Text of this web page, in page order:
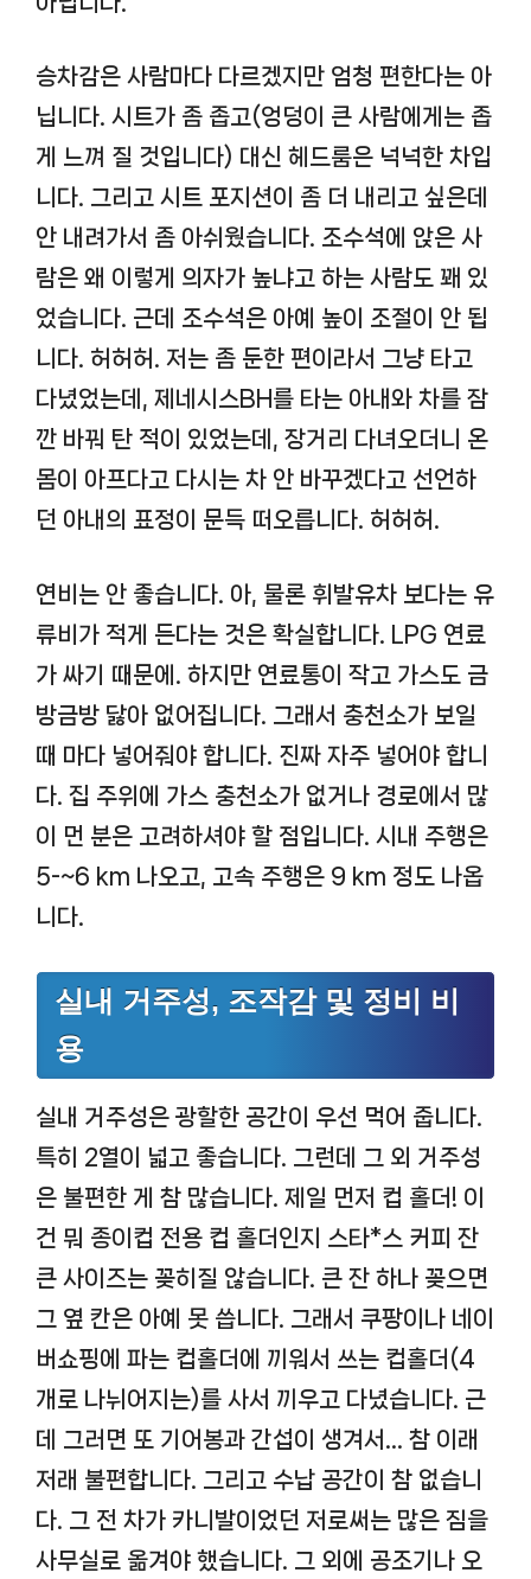
승차감은 사람마다 다르겠지만 엄청 편한다는 아
닙니다. 시트가 좀 좁고(엉덩이 큰 사람에게는 좁
게 느껴 질 것입니다) 대신 헤드룸은 넉넉한 차입
니다. 그리고 시트 포지션이 좀 더 내리고 싶은데
안 내려가서 좀 아쉬웠습니다. 조수석에 앉은 사
람은 왜 이렇게 의자가 높냐고 하는 사람도 꽤 있
었습니다. 근데 조수석은 아예 높이 조절이 안 됩
니다. 허허허. 저는 좀 둔한 편이라서 그냥 타고
다녔었는데, 제네시스BH를 타는 아내와 차를 잠
깐 바꿔 탄 적이 있었는데, 장거리 다녀오더니 온
몸이 아프다고 다시는 차 안 바꾸겠다고 선언하
던 아내의 표정이 문득 떠오릅니다. 허허허.
연비는 안 좋습니다. 아, 물론 휘발유차 보다는 유
류비가 적게 든다는 것은 확실합니다. LPG 연료
가 싸기 때문에. 하지만 연료통이 작고 가스도 금
방금방 닳아 없어집니다. 그래서 충천소가 보일
때 마다 넣어줘야 합니다. 진짜 자주 넣어야 합니
다. 집 주위에 가스 충천소가 없거나 경로에서 많
이 먼 분은 고려하셔야 할 점입니다. 시내 주행은
5-~6 km 나오고, 고속 주행은 9 km 정도 나옵
니다.
실내 거주성, 조작감 및 정비 비
용
실내 거주성은 광할한 공간이 우선 먹어 줍니다.
특히 2열이 넓고 좋습니다. 그런데 그 외 거주성
은 불편한 게 참 많습니다. 제일 먼저 컵 홀더! 이
건 뭐 종이컵 전용 컵 홀더인지 스타*스 커피 잔
큰 사이즈는 꽂히질 않습니다. 큰 잔 하나 꽂으면
그 옆 칸은 아예 못 씁니다. 그래서 쿠팡이나 네이
버쇼핑에 파는 컵홀더에 끼워서 쓰는 컵홀더(4
개로 나뉘어지는)를 사서 끼우고 다녔습니다. 근
데 그러면 또 기어봉과 간섭이 생겨서… 참 이래
저래 불편합니다. 그리고 수납 공간이 참 없습니
다. 그 전 차가 카니발이었던 저로써는 많은 짐을
사무실로 옮겨야 했습니다. 그 외에 공조기나 오